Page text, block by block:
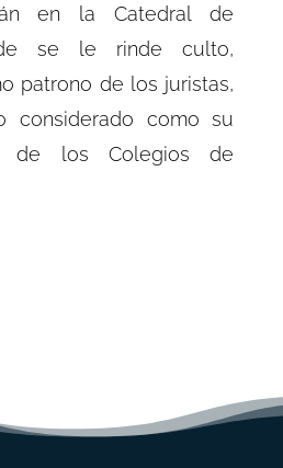
en laCatedral de
se le rinde culto,
patrono de los juristas,
considerado como su
de los Colegios de